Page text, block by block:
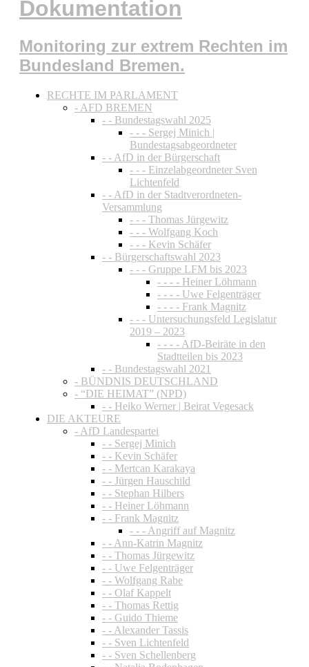
Dokumentation
Monitoring zur extrem Rechten im
Bundesland Bremen.
RECHTE IM PARLAMENT
- AFD BREMEN
- - Bundestagswahl 2025
- - - Sergej Minich |
Bundestagsabgeordneter
- - AfD in der Bürgerschaft
- - - Einzelabgeordneter Sven
Lichtenfeld
- - AfD in der Stadtverordneten-
Versammlung
- - - Thomas Jürgewitz
- - - Wolfgang Koch
- - - Kevin Schäfer
- - Bürgerschaftswahl 2023
- - - Gruppe LFM bis 2023
- - - - Heiner Löhmann
- - - - Uwe Felgenträger
- - - - Frank Magnitz
- - - Untersuchungsfeld Legislatur
2019 – 2023
- - - - AfD-Beiräte in den
Stadtteilen bis 2023
- - Bundestagswahl 2021
- BÜNDNIS DEUTSCHLAND
- “DIE HEIMAT” (NPD)
- - Heiko Werner | Beirat Vegesack
DIE AKTEURE
- AfD Landespartei
- - Sergej Minich
- - Kevin Schäfer
- - Mertcan Karakaya
- - Jürgen Hauschild
- - Stephan Hilbers
- - Heiner Löhmann
- - Frank Magnitz
- - - Angriff auf Magnitz
- - Ann-Katrin Magnitz
- - Thomas Jürgewitz
- - Uwe Felgenträger
- - Wolfgang Rabe
- - Olaf Kappelt
- - Thomas Rettig
- - Guido Thieme
- - Alexander Tassis
- - Sven Lichtenfeld
- - Sven Schellenberg